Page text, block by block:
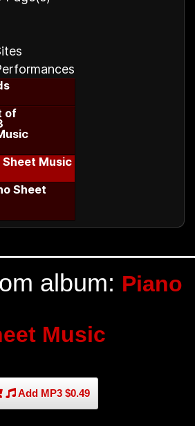
of
Sheet Music
Sheet
album: Piano
Music
Add MP3 $0.49